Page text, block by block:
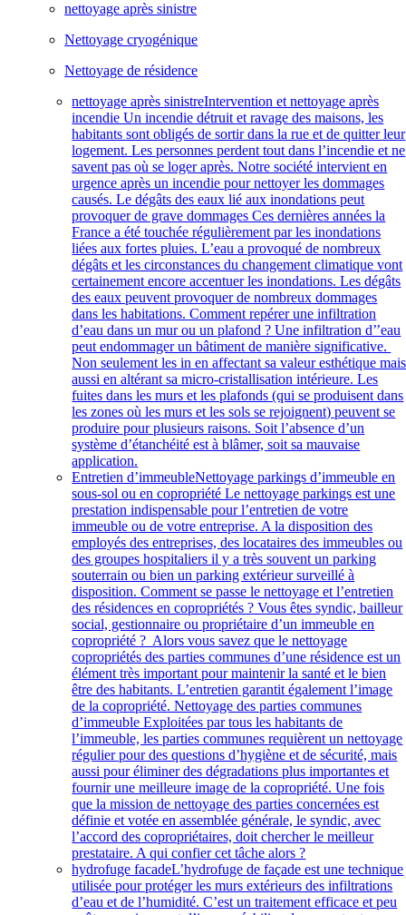
nettoyage après sinistre
Nettoyage cryogénique
Nettoyage de résidence
nettoyage après sinistreIntervention et nettoyage après
incendie Un incendie détruit et ravage des maisons, les
habitants sont obligés de sortir dans la rue et de quitter leur
logement. Les personnes perdent tout dans l’incendie et ne
savent pas où se loger après. Notre société intervient en
urgence après un incendie pour nettoyer les dommages
causés. Le dégâts des eaux lié aux inondations peut
provoquer de grave dommages Ces dernières années la
France a été touchée régulièrement par les inondations
liées aux fortes pluies. L’eau a provoqué de nombreux
dégâts et les circonstances du changement climatique vont
certainement encore accentuer les inondations. Les dégâts
des eaux peuvent provoquer de nombreux dommages
dans les habitations. Comment repérer une infiltration
d’eau dans un mur ou un plafond ? Une infiltration d’’eau
peut endommager un bâtiment de manière significative.
Non seulement les in en affectant sa valeur esthétique mais
aussi en altérant sa micro-cristallisation intérieure. Les
fuites dans les murs et les plafonds (qui se produisent dans
les zones où les murs et les sols se rejoignent) peuvent se
produire pour plusieurs raisons. Soit l’absence d’un
système d’étanchéité est à blâmer, soit sa mauvaise
application.
Entretien d’immeubleNettoyage parkings d’immeuble en
sous-sol ou en copropriété Le nettoyage parkings est une
prestation indispensable pour l’entretien de votre
immeuble ou de votre entreprise. A la disposition des
employés des entreprises, des locataires des immeubles ou
des groupes hospitaliers il y a très souvent un parking
souterrain ou bien un parking extérieur surveillé à
disposition. Comment se passe le nettoyage et l’entretien
des résidences en copropriétés ? Vous êtes syndic, bailleur
social, gestionnaire ou propriétaire d’un immeuble en
copropriété ? Alors vous savez que le nettoyage
copropriétés des parties communes d’une résidence est un
élément très important pour maintenir la santé et le bien
être des habitants. L’entretien garantit également l’image
de la copropriété. Nettoyage des parties communes
d’immeuble Exploitées par tous les habitants de
l’immeuble, les parties communes requièrent un nettoyage
régulier pour des questions d’hygiène et de sécurité, mais
aussi pour éliminer des dégradations plus importantes et
fournir une meilleure image de la copropriété. Une fois
que la mission de nettoyage des parties concernées est
définie et votée en assemblée générale, le syndic, avec
l’accord des copropriétaires, doit chercher le meilleur
prestataire. A qui confier cet tâche alors ?
hydrofuge facadeL’hydrofuge de façade est une technique
utilisée pour protéger les murs extérieurs des infiltrations
d’eau et de l’humidité. C’est un traitement efficace et peu